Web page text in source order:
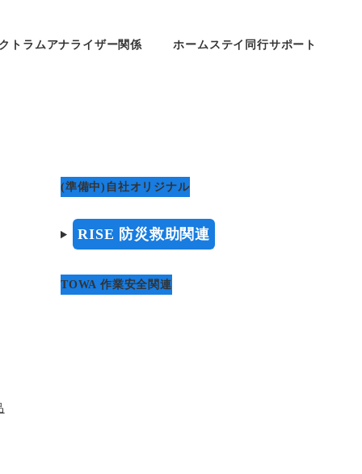
トラムアナライザー関係 ホームステイ同行サポート
(準備中)自社オリジナル
RISE 防災救助関連
TOWA 作業安全関連